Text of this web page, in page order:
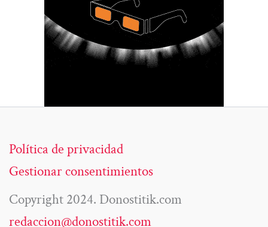
Política de privacidad
Gestionar consentimientos
Copyright 2024. Donostitik.com
redaccion@donostitik.com